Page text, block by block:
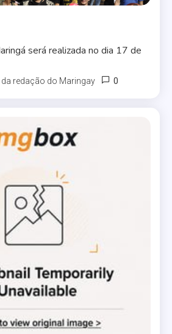
será realizada no dia 17 de
da redação do Maringay 0